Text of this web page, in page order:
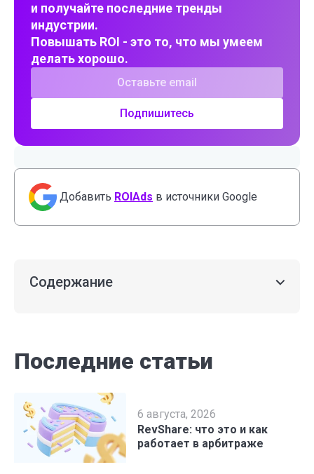
и получайте последние тренды
индустрии.
Повышать ROI - это то, что мы умеем
делать хорошо.
Подпишитесь
Добавить ROIAds в источники Google
Содержание
Последние статьи
6 августа, 2026
RevShare: что это и как
работает в арбитраже